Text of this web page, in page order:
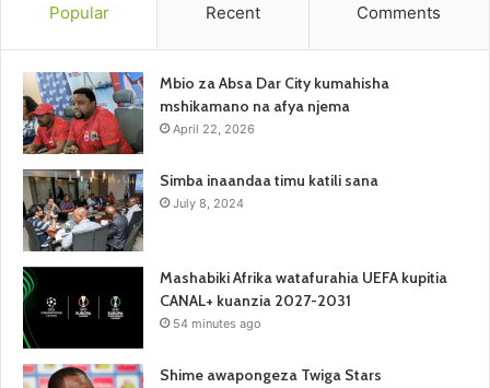
Popular Recent Comments
Mbio za Absa Dar City kumahisha
mshikamano na afya njema
April 22, 2026
Simba inaandaa timu katili sana
July 8, 2024
Mashabiki Afrika watafurahia UEFA kupitia
CANAL+ kuanzia 2027-2031
54 minutes ago
Shime awapongeza Twiga Stars